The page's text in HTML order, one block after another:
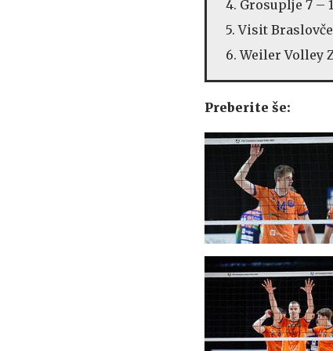
4. Grosuplje 7 –
5. Visit Braslovče
6. Weiler Volley
Preberite še: